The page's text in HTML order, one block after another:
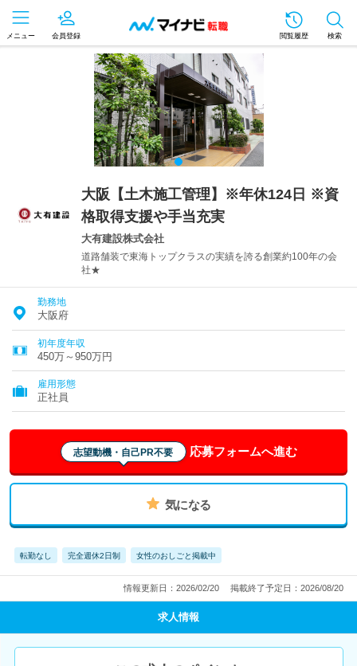
メニュー 会員登録 閲覧履歴 検索
大阪【土木施工管理】※年休124日 ※資
格取得支援や手当充実
大有建設株式会社
道路舗装で東海トップクラスの実績を誇る創業約100年の会
社★
勤務地
大阪府
初年度年収
450万～950万円
雇用形態
正社員
志望動機・自己PR不要 応募フォームへ進む
気になる
転勤なし 完全週休2日制 女性のおしごと掲載中
情報更新日：2026/02/20 掲載終了予定日：2026/08/20
求人情報